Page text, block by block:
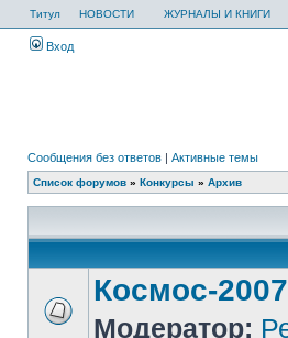
Титул НОВОСТИ ЖУРНАЛЫ И КНИГИ
Вход
Сообщения без ответов | Активные темы
Список форумов » Конкурсы » Архив
Космос-2007
Модератор: